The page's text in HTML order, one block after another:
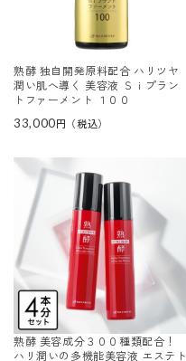
熟酵 独自開発原料配合 ハリツヤ
潤い肌へ導く 美容液 Ｓｉプラン
トファーメント １００
33,000
熟酵 美容成分３００種類配合！
ハリ潤いの多機能美容液 エステト